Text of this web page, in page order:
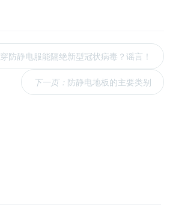
穿防静电服能隔绝新型冠状病毒？谣言！
下一页： 防静电地板的主要类别